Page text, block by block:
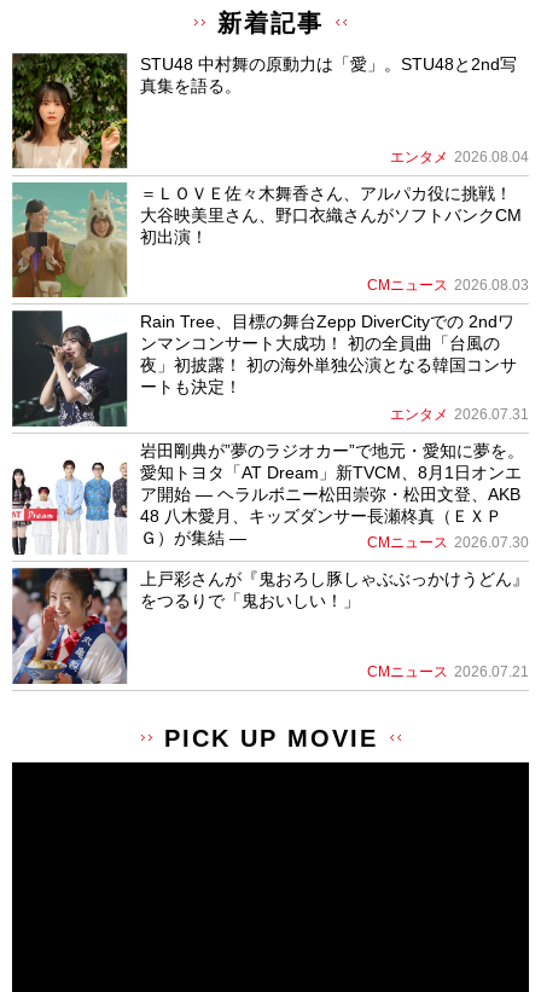
新着記事
STU48 中村舞の原動力は「愛」。STU48と2nd写
真集を語る。
エンタメ 2026.08.04
＝ＬＯＶＥ佐々木舞香さん、アルパカ役に挑戦！
大谷映美里さん、野口衣織さんがソフトバンクCM
初出演！
CMニュース 2026.08.03
Rain Tree、目標の舞台Zepp DiverCityでの 2ndワ
ンマンコンサート大成功！ 初の全員曲「台風の
夜」初披露！ 初の海外単独公演となる韓国コンサ
ートも決定！
エンタメ 2026.07.31
岩田剛典が”夢のラジオカー”で地元・愛知に夢を。
愛知トヨタ「AT Dream」新TVCM、8月1日オンエ
ア開始 ― ヘラルボニー松田崇弥・松田文登、AKB
48 八木愛月、キッズダンサー長瀬柊真（ＥＸＰ
Ｇ）が集結 ―
CMニュース 2026.07.30
上戸彩さんが『鬼おろし豚しゃぶぶっかけうどん』
をつるりで「鬼おいしい！」
CMニュース 2026.07.21
PICK UP MOVIE